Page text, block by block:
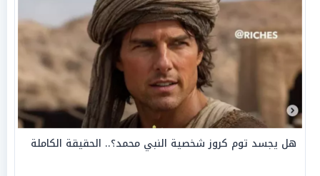
هل يجسد توم كروز شخصية النبي محمد؟.. الحقيقة الكاملة